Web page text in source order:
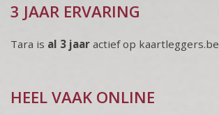
3 JAAR ERVARING
Tara is al 3 jaar actief op kaartleggers.be
HEEL VAAK ONLINE